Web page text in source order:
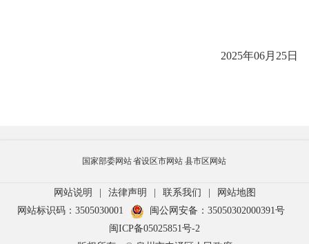
2025年06月 25日
国家部委网站省设区市网站 县市区网站
网站说明 法律声明 联系我们
网站地图
网站标识码：3505030001
闽公网安备：35050302000391号
闽ICP备05025851号-2